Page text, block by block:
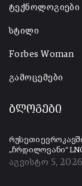
ტექნოლოგიები
სტილი
Forbes Woman
გამოცემები
ბლოგები
რუსეთი
„ჩრდილოვანი“
აგვისტო 5, 2026